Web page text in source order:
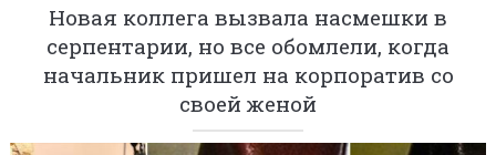
Новая коллега вызвала насмешки в
серпентарии, но все обомлели, когда
начальник пришел на корпоратив со
своей женой